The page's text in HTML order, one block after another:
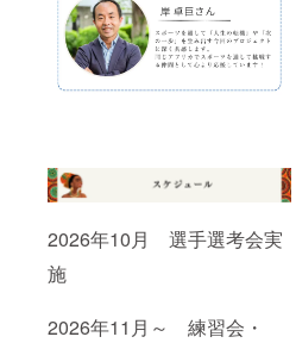
2026年10月 選手選考会実
施
2026年11月～ 練習会・